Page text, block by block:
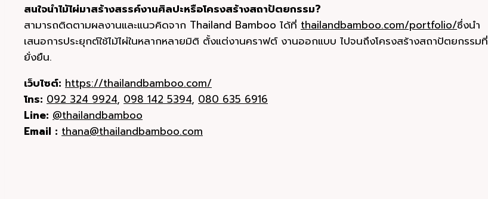
สนใจนำไม้ไผ่มาสร้างสรรค์งานศิลปะหรือโครงสร้างสถาปัตยกรรม?
สามารถติดตามผลงานและแนวคิดจาก Thailand Bamboo ได้ที่ thailandbamboo.com/portfolio/ซึ่งนำ
เสนอการประยุกต์ใช้ไม้ไผ่ในหลากหลายมิติ ตั้งแต่งานคราฟต์ งานออกแบบ ไปจนถึงโครงสร้างสถาปัตยกรรมที่
ยั่งยืน.
เว็บไซต์: https://thailandbamboo.com/
โทร: 092 324 9924, 098 142 5394, 080 635 6916
Line: @thailandbamboo
Email : thana@thailandbamboo.com